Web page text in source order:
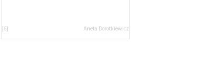
[6] Aneta Dorotkiewicz